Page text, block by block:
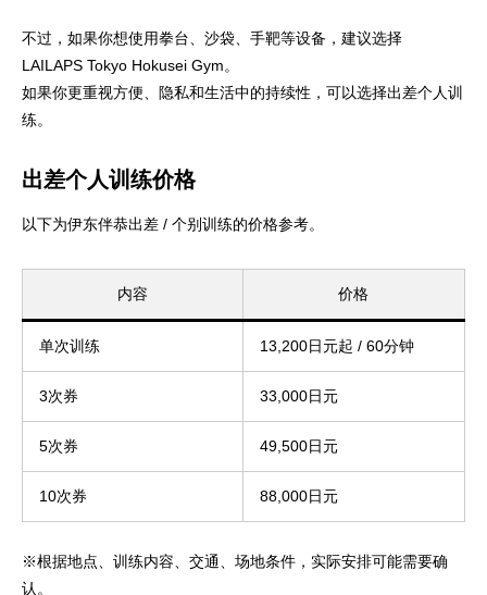
不过，如果你想使用拳台、沙袋、手靶等设备，建议选择
LAILAPS Tokyo Hokusei Gym。
如果你更重视方便、隐私和生活中的持续性，可以选择出差个人训
练。
出差个人训练价格
以下为伊东伴恭出差 / 个别训练的价格参考。
内容 价格
单次训练 13,200日元起 / 60分钟
3次券 33,000日元
5次券 49,500日元
10次券 88,000日元
※根据地点、训练内容、交通、场地条件，实际安排可能需要确
认。